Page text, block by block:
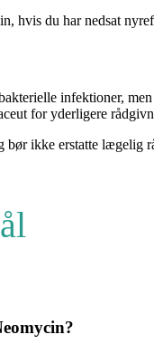
hvis du har nedsat
infektioner,
for yderligere
ikke erstatte lægelig